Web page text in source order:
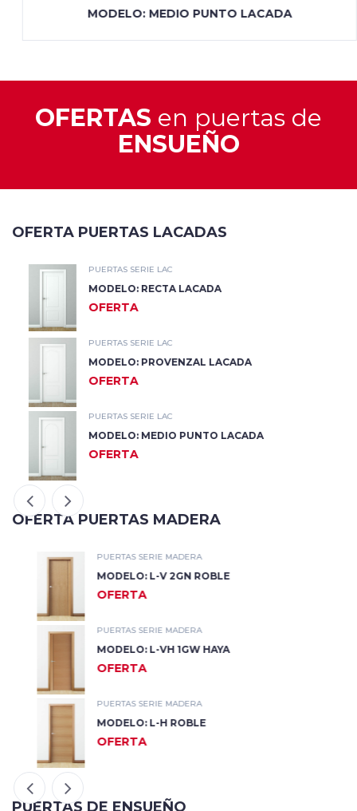
MODELO: MEDIO PUNTO LACADA
MÁS INFORMACIÓN
OFERTAS en puertas de
ENSUEÑO
OFERTA PUERTAS LACADAS
PUERTAS SERIE LAC
MODELO: RECTA LACADA
OFERTA
PUERTAS SERIE LAC
MODELO: PROVENZAL LACADA
OFERTA
PUERTAS SERIE LAC
MODELO: MEDIO PUNTO LACADA
OFERTA
OFERTA PUERTAS MADERA
PUERTAS SERIE MADERA
MODELO: L-V 2GN ROBLE
OFERTA
PUERTAS SERIE MADERA
MODELO: L-VH 1GW HAYA
OFERTA
PUERTAS SERIE MADERA
MODELO: L-H ROBLE
OFERTA
PUERTAS DE ENSUEÑO